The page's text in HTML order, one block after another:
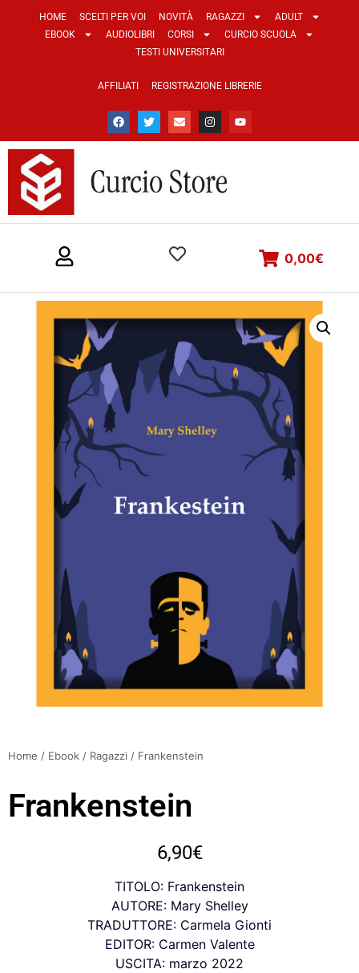
HOME SCELTI PER VOI NOVITÀ RAGAZZI
ADULT
EBOOK
AUDIOLIBRI CORSI
CURCIO SCUOLA
TESTI UNIVERSITARI
AFFILIATI REGISTRAZIONE LIBRERIE
0,00€
Home / Ebook / Ragazzi / Frankenstein
Frankenstein
6,90€
TITOLO: Frankenstein
AUTORE: Mary Shelley
TRADUTTORE: Carmela Gionti
EDITOR: Carmen Valente
USCITA: marzo 2022